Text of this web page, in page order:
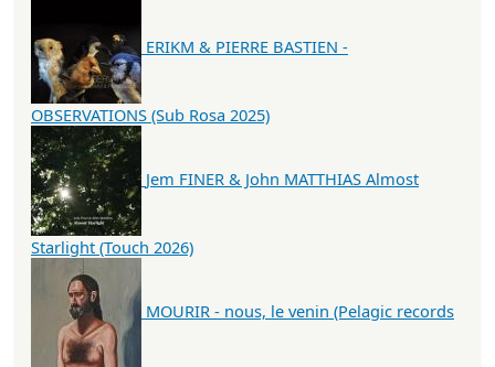
ERIKM & PIERRE BASTIEN -
OBSERVATIONS (Sub Rosa 2025)
Jem FINER & John MATTHIAS Almost
Starlight (Touch 2026)
MOURIR - nous, le venin (Pelagic records